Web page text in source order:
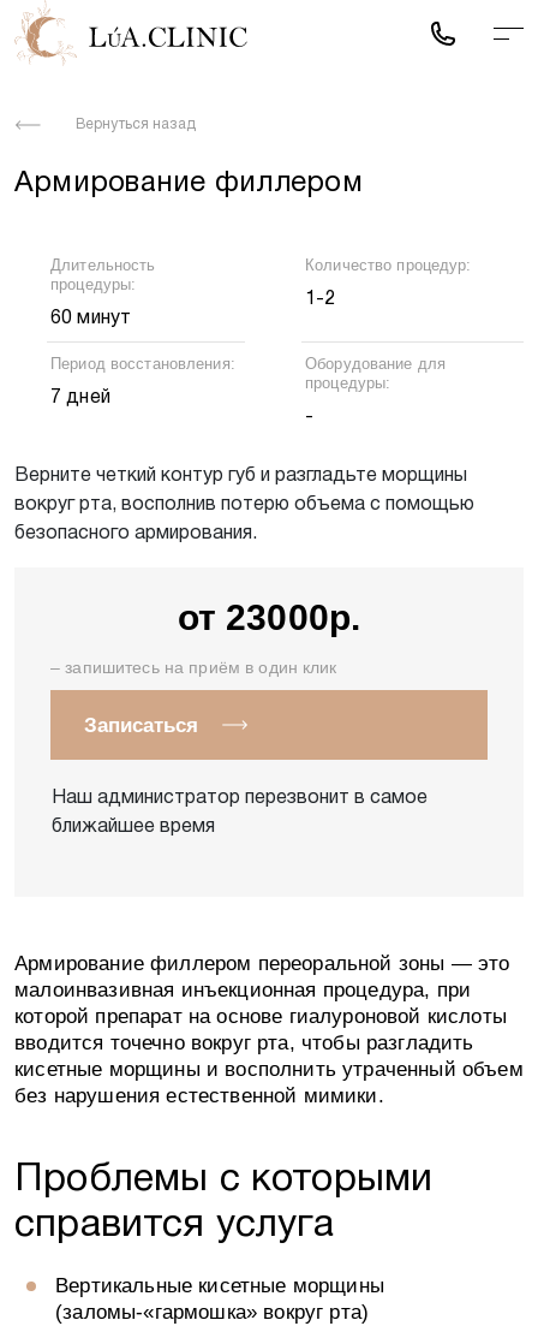
Вернуться назад
Армирование филлером
Длительность
процедуры:
60 минут
Количество процедур:
1-2
Период восстановления:
7 дней
Оборудование для
процедуры:
-
Верните четкий контур губ и разгладьте морщины
вокруг рта, восполнив потерю объема с помощью
безопасного армирования.
от 23000р.
– запишитесь на приём в один клик
Записаться
Наш администратор перезвонит в самое
ближайшее время
Армирование филлером переоральной зоны — это
малоинвазивная инъекционная процедура, при
которой препарат на основе гиалуроновой кислоты
вводится точечно вокруг рта, чтобы разгладить
кисетные морщины и восполнить утраченный объем
без нарушения естественной мимики.
Проблемы с которыми
справится услуга
Вертикальные кисетные морщины
(заломы-«гармошка» вокруг рта)
процедуру
для подтверждения записи или
консультации
Я даю согласие на обработку персональных
данных и принимаю условия
Политики
консультацию!
Если возникли вопросы, мы с радостью, и
в самые короткие сроки на них ответим!
Никакой рекламы и спама. Отправляя запрос Вы
соглашаетесь на обработку
персональных данных
не передаются третьим лицам.
Я даю согласие на обработку персональных
Задайте свой вопрос